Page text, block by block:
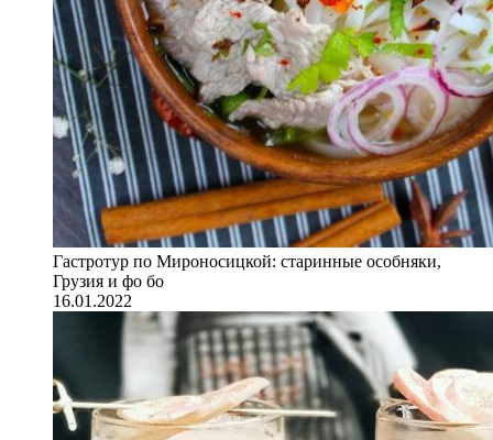
Гастротур по Мироносицкой: старинные особняки,
Грузия и фо бо
16.01.2022